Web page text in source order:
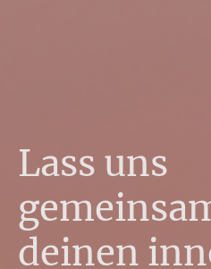
Lass uns
deinen